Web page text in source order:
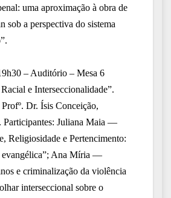
uma aproximação à obra de
sob a perspectiva do sistema
– Auditório – Mesa 6
Racial e Interseccionalidade”.
Dr. Ísis Conceição,
Participantes: Juliana Maia —
Religiosidade e Pertencimento:
evangélica”; Ana Míria —
e criminalização da violência
interseccional sobre o